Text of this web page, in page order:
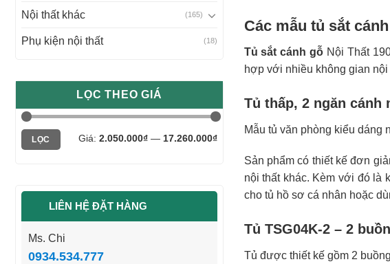
Nội thất khác (165)
Phụ kiện nội thất (18)
LỌC THEO GIÁ
Giá
tối
Giá
tối
LỌC Giá: 2.050.000₫— 17.260.000₫
LIÊN HỆ ĐẶT HÀNG
Ms. Chi
0934.534.777
Các mẫu tủ sắt
Tủ sắt cánh gỗ Nội Thất
hợp với nhiều không gian
Tủ thấp, 2 ngăn cánh
Mẫu tủ văn phòng kiểu dáng
Sản phẩm có thiết kế đơn
nội thất khác. Kèm với đó là
cho tủ hồ sơ cá nhân hoặc
Tủ TSG04K-2 – 2
Tủ được thiết kế gồm 2